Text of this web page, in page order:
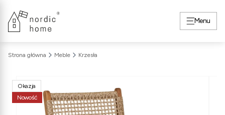
Menu
Strona główna Meble Krzesła
Okazja
Nowość